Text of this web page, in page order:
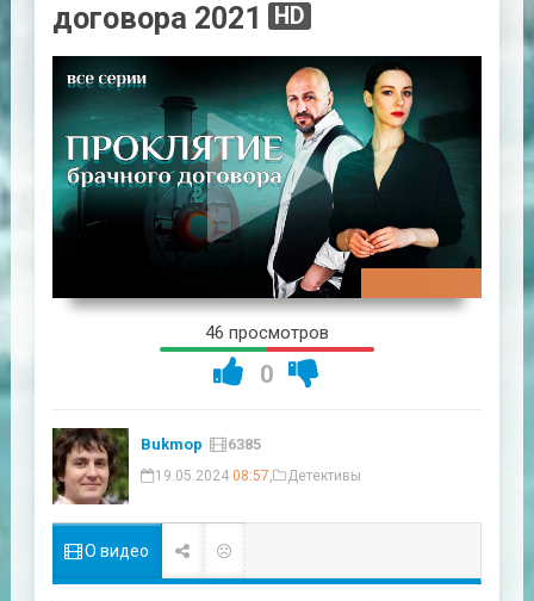
договора 2021
HD
46 просмотров
0
Bukmop 6385
19.05.2024 08:57 Детективы
О видео